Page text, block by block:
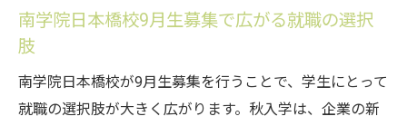
南学院日本橋校9月生募集で広がる就職の選択
肢
南学院日本橋校が9月生募集を行うことで、学生にとって
就職の選択肢が大きく広がります。秋入学は、企業の新